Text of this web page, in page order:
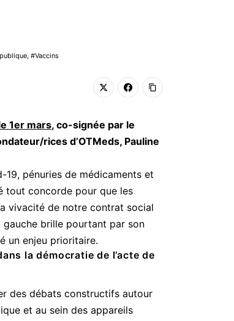
Vaccins
1er mars, co-signée par le
rices d’OTMeds, Pauline
pénuries de médicaments et
tout concorde pour que les
vivacité de notre contrat social
brille pourtant par son
un enjeu prioritaire.
la démocratie de l’acte de
des débats constructifs autour
et au sein des appareils